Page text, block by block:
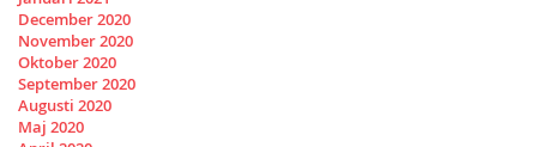
December 2020
November 2020
Oktober 2020
September 2020
Augusti 2020
Maj 2020